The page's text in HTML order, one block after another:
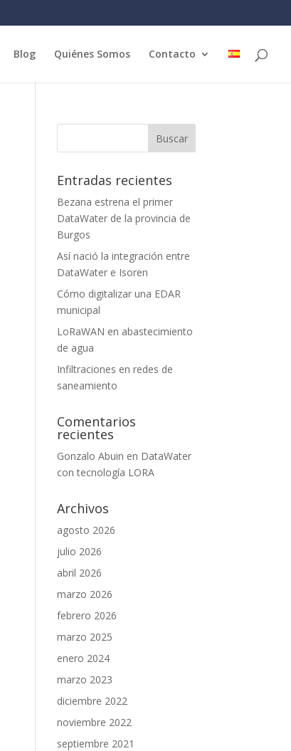
Blog Quiénes Somos Contacto
Entradas recientes
Bezana estrena el primer
DataWater de la provincia de
Burgos
Así nació la integración entre
DataWater e Isoren
Cómo digitalizar una EDAR
municipal
LoRaWAN en abastecimiento
de agua
Infiltraciones en redes de
saneamiento
Comentarios
recientes
Gonzalo Abuin en DataWater
con tecnología LORA
Archivos
agosto 2026
julio 2026
abril 2026
marzo 2026
febrero 2026
marzo 2025
enero 2024
marzo 2023
diciembre 2022
noviembre 2022
septiembre 2021